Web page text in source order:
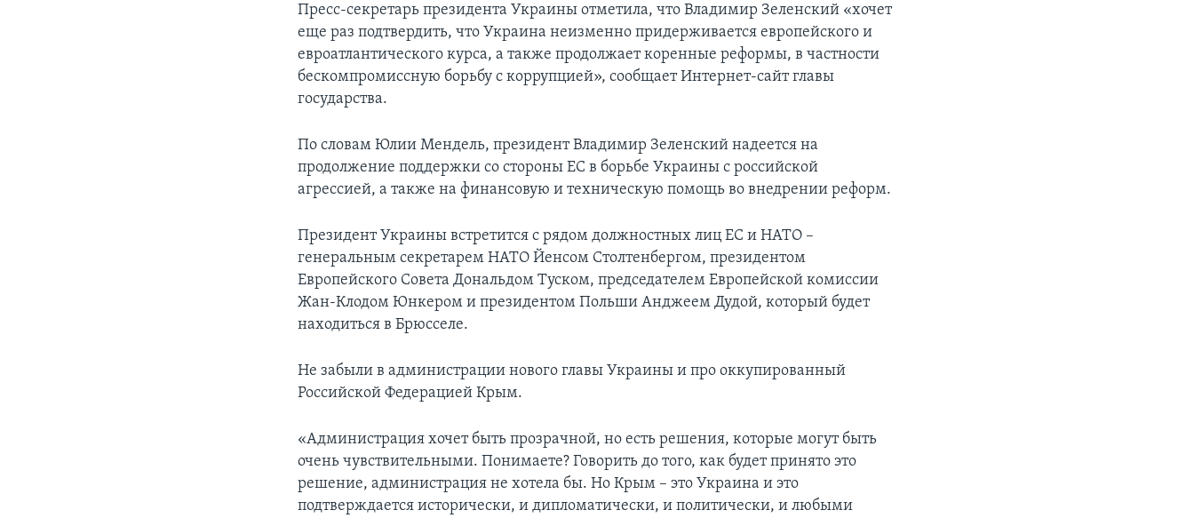
Пресс-секретарь президента Украины отметила, что Владимир Зеленский «хочет
еще раз подтвердить, что Украина неизменно придерживается европейского и
евроатлантического курса, а также продолжает коренные реформы, в частности
бескомпромиссную борьбу с коррупцией», сообщает Интернет-сайт главы
государства.
По словам Юлии Мендель, президент Владимир Зеленский надеется на
продолжение поддержки со стороны ЕС в борьбе Украины с российской
агрессией, а также на финансовую и техническую помощь во внедрении реформ.
Президент Украины встретится с рядом должностных лиц ЕС и НАТО –
генеральным секретарем НАТО Йенсом Столтенбергом, президентом
Европейского Совета Дональдом Туском, председателем Европейской комиссии
Жан-Клодом Юнкером и президентом Польши Анджеем Дудой, который будет
находиться в Брюсселе.
Не забыли в администрации нового главы Украины и про оккупированный
Российской Федерацией Крым.
«Администрация хочет быть прозрачной, но есть решения, которые могут быть
очень чувствительными. Понимаете? Говорить до того, как будет принято это
решение, администрация не хотела бы. Но Крым – это Украина и это
подтверждается исторически, и дипломатически, и политически, и любыми